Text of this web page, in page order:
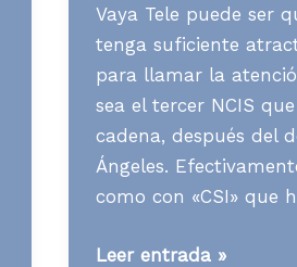
Vaya Tele puede ser
tenga suficiente
para llamar la
sea el tercer NCIS
cadena, después del
Ángeles.
como con «CSI» que
Media
Leer entrada »